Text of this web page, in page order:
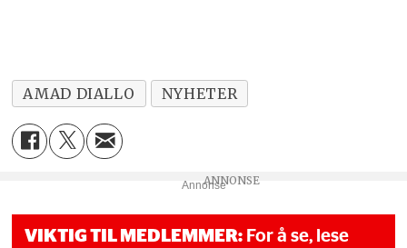
AMAD DIALLO NYHETER
Annonse
VIKTIG TIL MEDLEMMER: For å se, lese